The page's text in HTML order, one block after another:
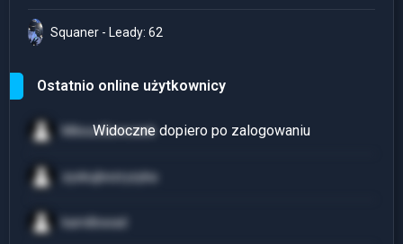
Squaner - Leady: 62
Ostatnio online użytkownicy
Milosz.Boreczek
zyskujbezryzyka
kamillowad